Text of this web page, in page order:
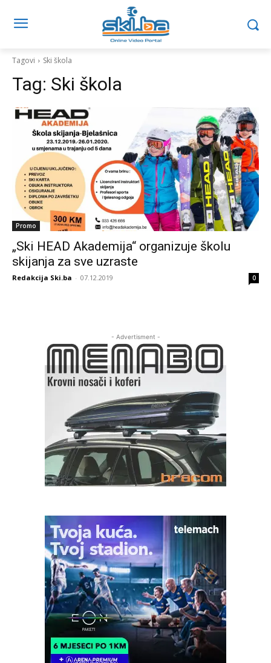
Tagovi Ski škola
Tag: Ski škola
Promo
„Ski HEAD Akademija“ organizuje školu
skijanja za sve uzraste
Redakcija Ski.ba - 07.12.2019 0
- Advertisment -